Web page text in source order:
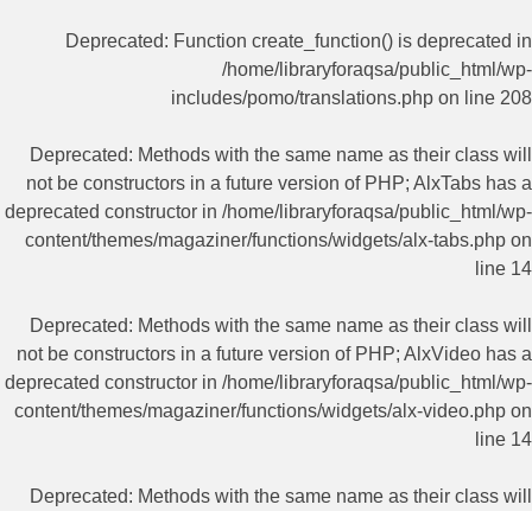
Deprecated: Function create_function() is deprecated in
/home/libraryforaqsa/public_html/wp-
includes/pomo/translations.php on line 208
Deprecated: Methods with the same name as their class will
not be constructors in a future version of PHP; AlxTabs has a
deprecated constructor in /home/libraryforaqsa/public_html/wp-
content/themes/magaziner/functions/widgets/alx-tabs.php on
line 14
Deprecated: Methods with the same name as their class will
not be constructors in a future version of PHP; AlxVideo has a
deprecated constructor in /home/libraryforaqsa/public_html/wp-
content/themes/magaziner/functions/widgets/alx-video.php on
line 14
Deprecated: Methods with the same name as their class will